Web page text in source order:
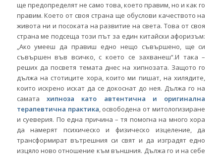
ще предопределят не само това, което правим, но и как го
правим. Което от своя страна ще обуслови качеството на
живота ни и посоката на развитие на света. Това от своя
страна ме подсеща този път за един китайски афоризъм:
„Ако умееш да правиш едно нещо съвършено, ще си
съвършен във всичко, с което се захванеш“.И така –
реших да посветя темата днес на хипнозата. Защото го
дължа на стотиците хора, които ми пишат, на хилядите,
които искрено искат да се докоснат до нея. Дължа го на
самата хипноза като автентична и оригинална
терапевтична практика, освободена от митологизиране
и суеверия. По една причина – тя помогна на много хора
да намерят психическо и физическо изцеление, да
трансформират вътрешния си свят и да изградят едно
изцяло ново отношение към външния. Дължа го и на себе